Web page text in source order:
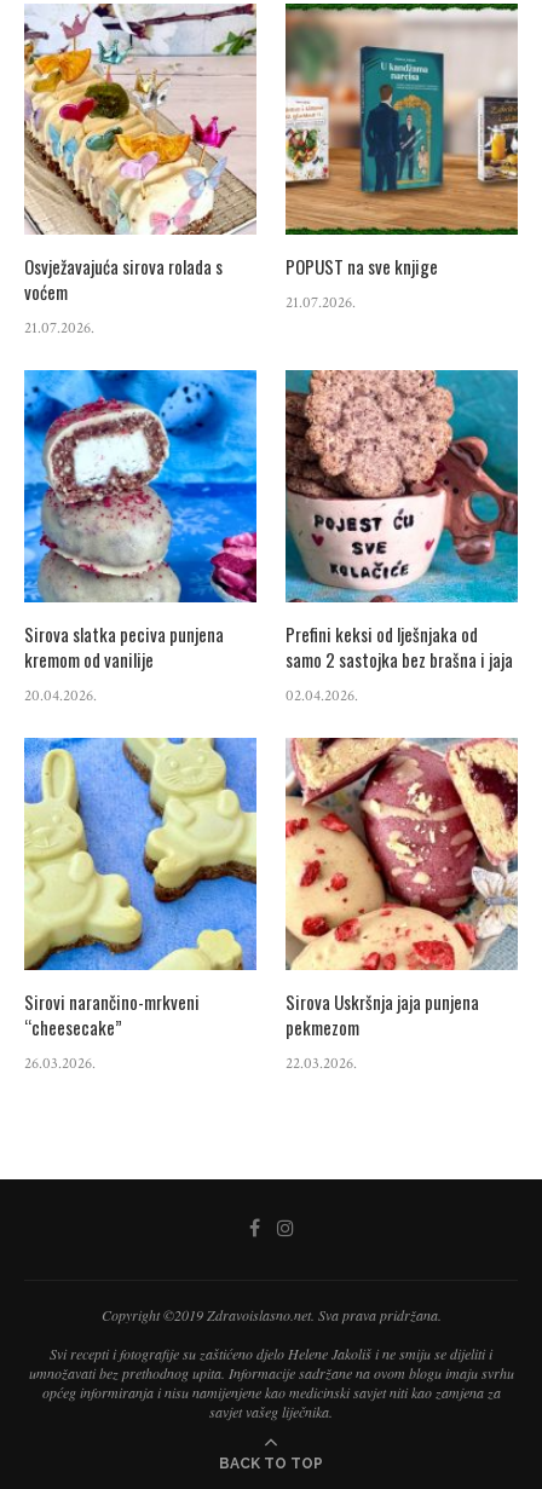
Osvježavajuća sirova rolada s
voćem
21.07.2026.
POPUST na sve knjige
21.07.2026.
Sirova slatka peciva punjena
kremom od vanilije
20.04.2026.
Prefini keksi od lješnjaka od
samo 2 sastojka bez brašna i jaja
02.04.2026.
Sirovi narančino-mrkveni
“cheesecake”
26.03.2026.
Sirova Uskršnja jaja punjena
pekmezom
22.03.2026.
Copyright ©2019 Zdravoislasno.net. Sva prava pridržana.
Svi recepti i fotografije su zaštićeno djelo Helene Jakoliš i ne smiju se dijeliti i
umnožavati bez prethodnog upita. Informacije sadržane na ovom blogu imaju svrhu
općeg informiranja i nisu namijenjene kao medicinski savjet niti kao zamjena za
savjet vašeg liječnika.
BACK TO TOP